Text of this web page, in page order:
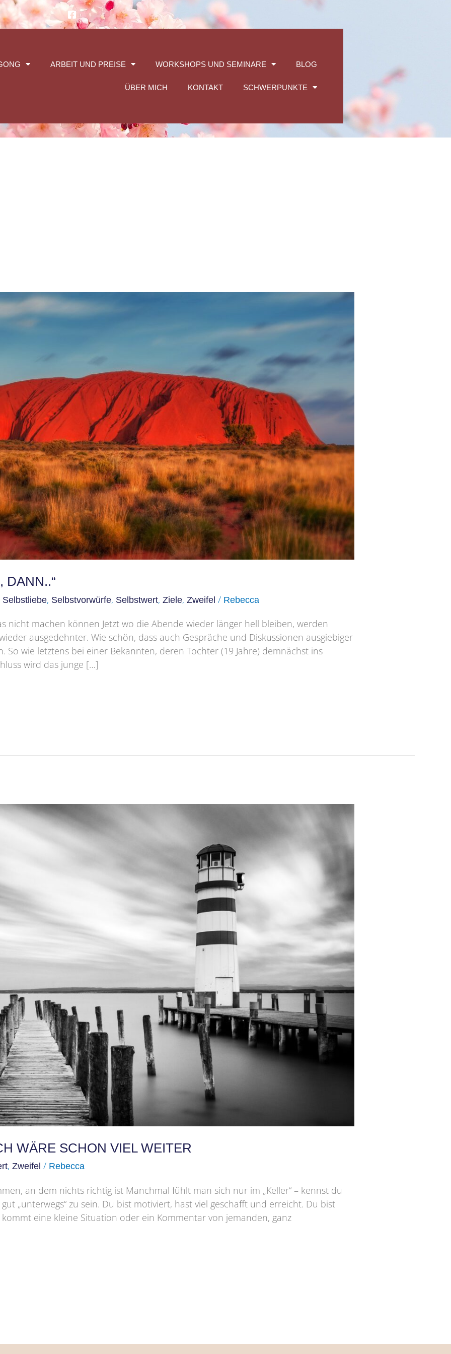
ARBEIT UND PREISE WORKSHOPS UND SEMINARE BLOG
ÜBER MICH KONTAKT SCHWERPUNKTE
DANN..“
Selbstliebe, Selbstvorwürfe, Selbstwert,Ziele,Zweifel / Rebecca
nicht machen können Jetzt wo die Abende wieder länger hell bleiben, werden
ausgedehnter. Wie schön, dass auch Gespräche und Diskussionen ausgiebiger
So wie letztens bei einer Bekannten, deren Tochter (19 Jahre) demnächst ins
wird das junge […]
WÄRE SCHON VIEL WEITER
,Zweifel / Rebecca
an dem nichts richtig ist Manchmal fühlt man sich nur im „Keller“ – kennst du
„unterwegs“ zu sein. Du bist motiviert, hast viel geschafft und erreicht. Du bist
eine kleine Situation oder ein Kommentar von jemanden, ganz